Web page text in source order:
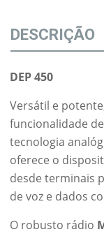
DESCRIÇÃO
DEP 450
Versátil e
funcionalidade
tecnologia
oferece o
desde terminais
de voz e dados
O robusto rádio